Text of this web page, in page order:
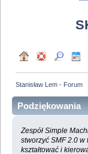
Stanisław Lem - Forum
Podziękowania
Zespół Simple
stworzyć SMF 2.0
kształtować i